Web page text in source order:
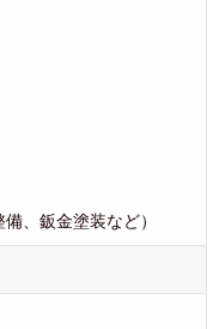
、鈑金塗装など）